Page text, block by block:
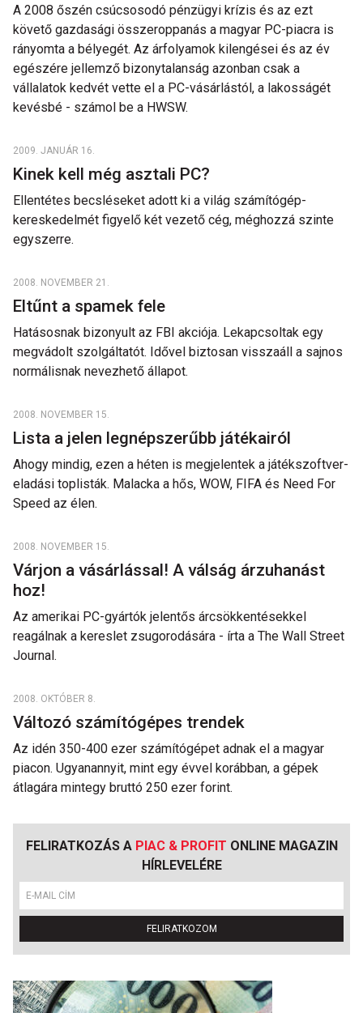
A 2008 őszén csúcsosodó pénzügyi krízis és az ezt
követő gazdasági összeroppanás a magyar PC-piacra is
rányomta a bélyegét. Az árfolyamok kilengései és az év
egészére jellemző bizonytalanság azonban csak a
vállalatok kedvét vette el a PC-vásárlástól, a lakosságét
kevésbé - számol be a HWSW.
2009. JANUÁR 16.
Kinek kell még asztali PC?
Ellentétes becsléseket adott ki a világ számítógép-
kereskedelmét figyelő két vezető cég, méghozzá szinte
egyszerre.
2008. NOVEMBER 21.
Eltűnt a spamek fele
Hatásosnak bizonyult az FBI akciója. Lekapcsoltak egy
megvádolt szolgáltatót. Idővel biztosan visszaáll a sajnos
normálisnak nevezhető állapot.
2008. NOVEMBER 15.
Lista a jelen legnépszerűbb játékairól
Ahogy mindig, ezen a héten is megjelentek a játékszoftver-
eladási toplisták. Malacka a hős, WOW, FIFA és Need For
Speed az élen.
2008. NOVEMBER 15.
Várjon a vásárlással! A válság árzuhanást
hoz!
Az amerikai PC-gyártók jelentős árcsökkentésekkel
reagálnak a kereslet zsugorodására - írta a The Wall Street
Journal.
2008. OKTÓBER 8.
Változó számítógépes trendek
Az idén 350-400 ezer számítógépet adnak el a magyar
piacon. Ugyanannyit, mint egy évvel korábban, a gépek
átlagára mintegy bruttó 250 ezer forint.
FELIRATKOZÁS A PIAC & PROFIT ONLINE MAGAZIN
HÍRLEVELÉRE
FELIRATKOZOM